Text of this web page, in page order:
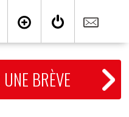
UNE BRÈVE